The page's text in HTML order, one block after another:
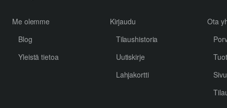
Me olemme
Blog
Yleistä tietoa
Kirjaudu
Tilaushistoria
Uutiskirje
Lahjakortti
Ota